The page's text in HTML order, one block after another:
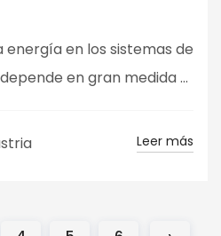
energía en los sistemas de
en gran medida ...
Leer más